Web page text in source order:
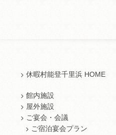
休暇村能登千里浜 HOME
館内施設
屋外施設
ご宴会・会議
ご宿泊宴会プラン